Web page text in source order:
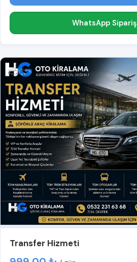
WhatsApp Sipariş
Transfer Hizmeti